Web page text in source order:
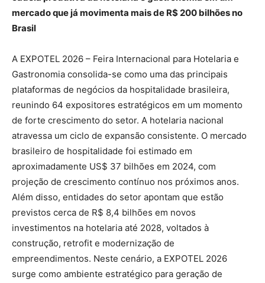
mercado que já movimenta mais de R$ 200 bilhões no
Brasil
A EXPOTEL 2026 – Feira Internacional para Hotelaria e
Gastronomia consolida-se como uma das principais
plataformas de negócios da hospitalidade brasileira,
reunindo 64 expositores estratégicos em um momento
de forte crescimento do setor. A hotelaria nacional
atravessa um ciclo de expansão consistente. O mercado
brasileiro de hospitalidade foi estimado em
aproximadamente US$ 37 bilhões em 2024, com
projeção de crescimento contínuo nos próximos anos.
Além disso, entidades do setor apontam que estão
previstos cerca de R$ 8,4 bilhões em novos
investimentos na hotelaria até 2028, voltados à
construção, retrofit e modernização de
empreendimentos. Neste cenário, a EXPOTEL 2026
surge como ambiente estratégico para geração de